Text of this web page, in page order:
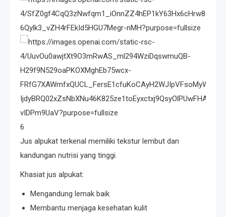
6
Jus alpukat terkenal memiliki tekstur lembut dan
kandungan nutrisi yang tinggi.
Khasiat jus alpukat:
Mengandung lemak baik
Membantu menjaga kesehatan kulit